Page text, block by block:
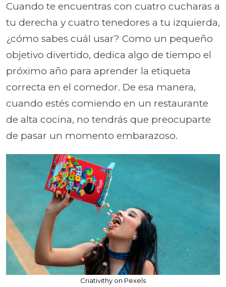
Cuando te encuentras con cuatro cucharas a
tu derecha y cuatro tenedores a tu izquierda,
¿cómo sabes cuál usar? Como un pequeño
objetivo divertido, dedica algo de tiempo el
próximo año para aprender la etiqueta
correcta en el comedor. De esa manera,
cuando estés comiendo en un restaurante
de alta cocina, no tendrás que preocuparte
de pasar un momento embarazoso.
Criativithy on Pexels